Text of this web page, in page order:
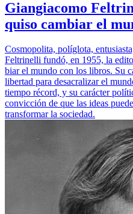
Giangiacomo
quiso cambiar el
Cosmopolita, políglota,
Feltrinelli fundó, en 1955, la
biar el mundo con los libros. Su
libertad para desacralizar el
tiempo récord, y su carácter
convicción de que las ideas
transformar la sociedad.